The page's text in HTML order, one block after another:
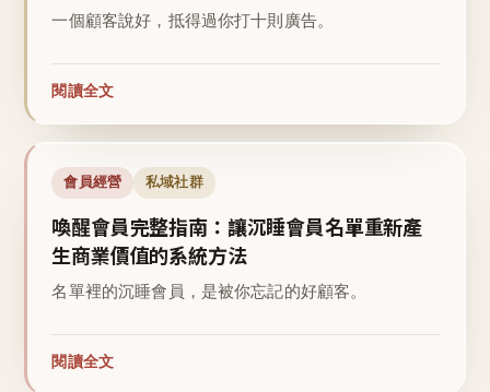
一個顧客說好，抵得過你打十則廣告。
閱讀全文
會員經營 私域社群
喚醒會員完整指南：讓沉睡會員名單重新產
生商業價值的系統方法
名單裡的沉睡會員，是被你忘記的好顧客。
閱讀全文